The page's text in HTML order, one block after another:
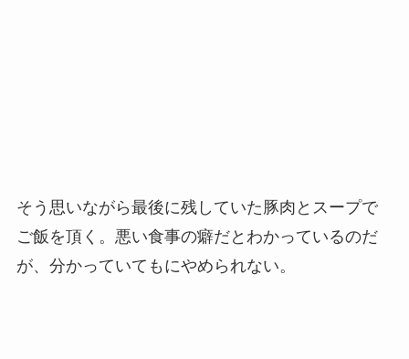
そう思いながら最後に残していた豚肉とスープで
ご飯を頂く。悪い食事の癖だとわかっているのだ
が、分かっていてもにやめられない。